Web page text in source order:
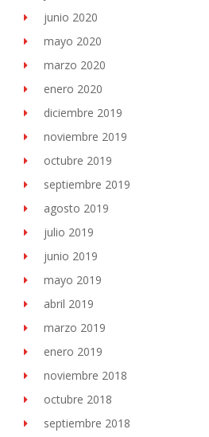
junio 2020
mayo 2020
marzo 2020
enero 2020
diciembre 2019
noviembre 2019
octubre 2019
septiembre 2019
agosto 2019
julio 2019
junio 2019
mayo 2019
abril 2019
marzo 2019
enero 2019
noviembre 2018
octubre 2018
septiembre 2018